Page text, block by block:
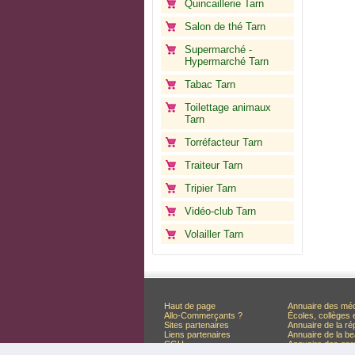
Quincaillerie Tarn
Salon de thé Tarn
Supermarché -
Hypermarché Tarn
Tabac Tarn
Toilettage animaux
Tarn
Torréfacteur Tarn
Traiteur Tarn
Tripier Tarn
Vidéo-club Tarn
Volailler Tarn
Haut de page
Allo-Commerçants ?
Sites partenaires
Liens partenaires
CGU
Annuaire des
Écoles, collèges
Annuaire de la
Annuaire de la
Annuaire des